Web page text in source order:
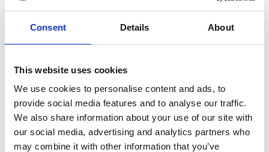
Consent Details About
This website uses cookies
We use cookies to personalise content and ads, to
provide social media features and to analyse our traffic.
We also share information about your use of our site with
our social media, advertising and analytics partners who
may combine it with other information that you’ve
Tilføj til favoritter
Kvalitet
kontrolleret
Hurtig
forsendelse